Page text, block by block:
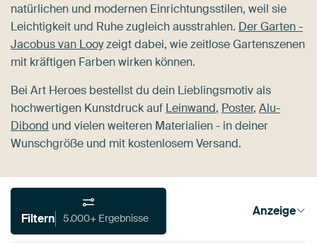
natürlichen und modernen Einrichtungsstilen, weil sie
Leichtigkeit und Ruhe zugleich ausstrahlen. Der Garten -
Jacobus van Looyzeigt dabei, wie zeitlose Gartenszenen
mit kräftigen Farben wirken können.
Bei Art Heroes bestellst du dein Lieblingsmotiv als
hochwertigen Kunstdruck auf Leinwand, Poster, Alu-
Dibond und vielen weiteren Materialien - in deiner
Wunschgröße und mit kostenlosem Versand.
Filtern 5.000+ Ergebnisse Anzeige